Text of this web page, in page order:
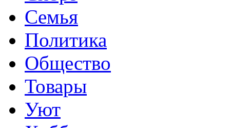
Семья
Политика
Общество
Товары
Уют